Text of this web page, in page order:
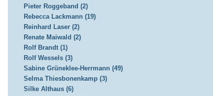
Pieter Roggeband (2)
Rebecca Lackmann (19)
Reinhard Laser (2)
Renate Maiwald (2)
Rolf Brandt (1)
Rolf Wessels (3)
Sabine Grüneklee-Herrmann (49)
Selma Thiesbonenkamp (3)
Silke Althaus (6)